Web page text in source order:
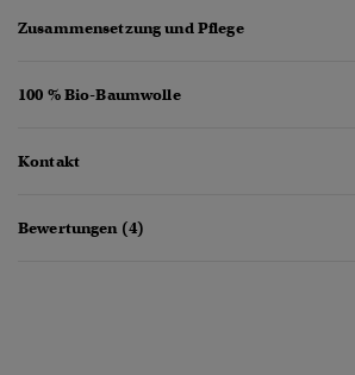
Zusammensetzung und Pflege
100 % Bio-Baumwolle
Kontakt
Bewertungen (4)